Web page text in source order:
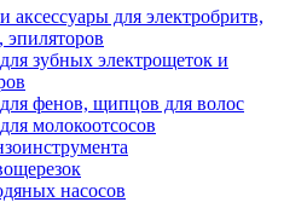
аксессуары для электробритв,
эпиляторов
зубных электрощеток и
фенов, щипцов для волос
молокоотсосов
насосов